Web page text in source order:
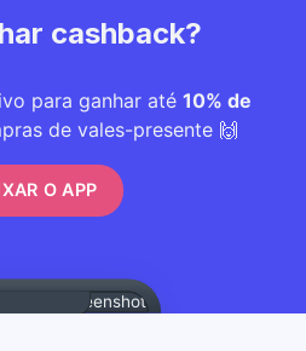
cashback?
para ganhar até 10% de
de vales-presente 🙌
O APP